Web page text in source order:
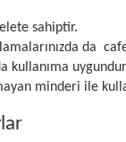
sahiptir.
da
kullanıma
minderi ile